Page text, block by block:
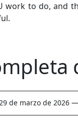
work to do, and
29 de marzo de 2026